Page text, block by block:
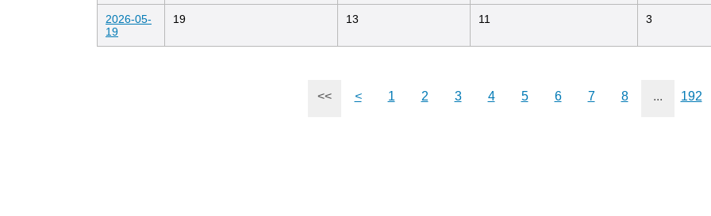
2026-05-
19
19 13 11 3
<< < 1 2 3 4 5 6 7 8 ... 192